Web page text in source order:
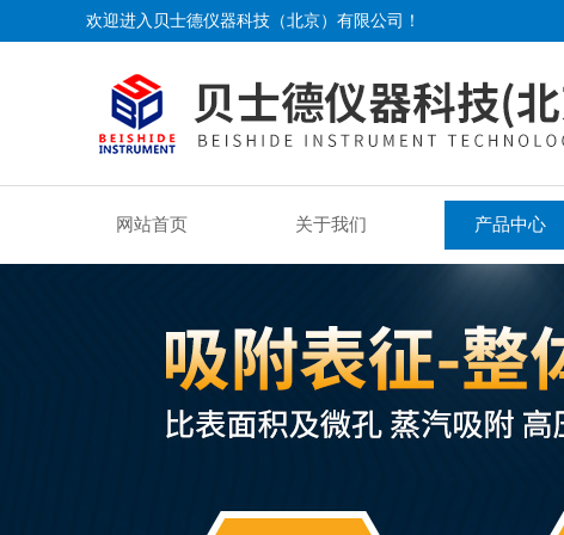
欢迎进入贝士德仪器科技（北京）有限公司！
网站首页 关于我们 产品中心